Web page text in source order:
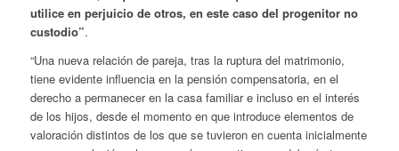
utilice en perjuicio de otros, en este caso del progenitor no
custodio”.
“Una nueva relación de pareja, tras la ruptura del matrimonio,
tiene evidente influencia en la pensión compensatoria, en el
derecho a permanecer en la casa familiar e incluso en el interés
de los hijos, desde el momento en que introduce elementos de
valoración distintos de los que se tuvieron en cuenta inicialmente